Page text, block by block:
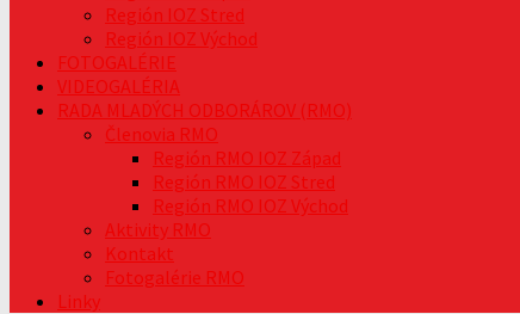
Región IOZ Stred
Región IOZ Východ
FOTOGALÉRIE
VIDEOGALÉRIA
RADA MLADÝCH ODBORÁROV (RMO)
Členovia RMO
Región RMO IOZ Západ
Región RMO IOZ Stred
Región RMO IOZ Východ
Aktivity RMO
Kontakt
Fotogalérie RMO
Linky